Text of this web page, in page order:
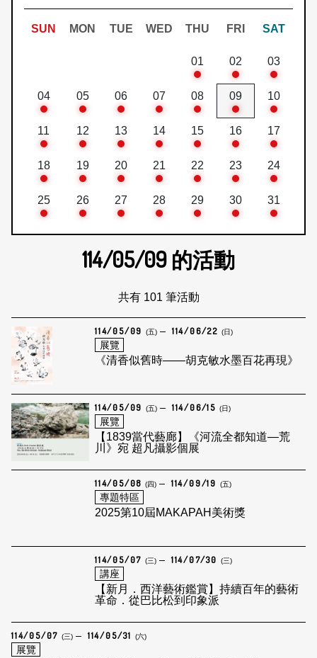
SUN MON TUE WED THU FRI SAT
01 02 03
04 05 06 07 08 09 10
11 12 13 14 15 16 17
18 19 20 21 22 23 24
25 26 27 28 29 30 31
114/05/09 的活動
共有 101 筆活動
114/05/09 (五) 114/06/22 (日)
展覽
《清香似舊時——胡克敏水墨百花再現》
114/05/09 (五) 114/06/15 (日)
展覽
【1839當代藝廊】《河流全都知道—荒
川》宛 超凡攝影個展
114/05/08 (四) 114/09/19 (五)
專題特區
2025第10屆MAKAPAH美術獎
114/05/07 (三) 114/07/30 (三)
講座
【新月．西洋藝術鑑賞】持續百年的藝術
革命．從巴比松到印象派
114/05/07 (三) 114/05/31 (六)
展覽